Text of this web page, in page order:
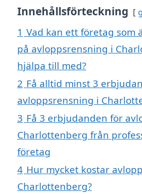
Innehållsförteckning
1 Vad kan ett företag som
på avloppsrensning i
hjälpa till med?
2 Få alltid minst 3
avloppsrensning i
3 Få 3 erbjudanden för
Charlottenberg från
företag
4 Hur mycket kostar
Charlottenberg?